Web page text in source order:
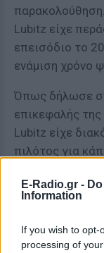
E-Radio.gr -
Information
If you wish to
processing of
Lubitz είχε
επεισόδιο το
ενάμιση χρόνο
Όπως δήλωσε
επικεφαλής
Lubitz είχε
πιλότος για
κανονικά,
υποστηρίζει η